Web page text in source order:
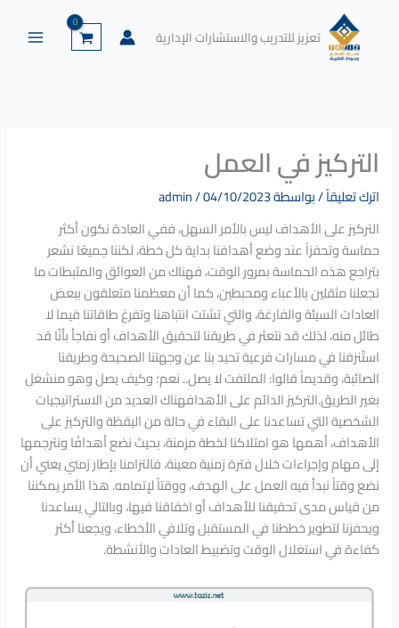
تعزيز للتدريب والاستشارات الإدارية
التركيز في العمل
اترك تعليقاً/ بواسطة admin/04/10/2023
التركيز على الأهداف ليس بالأمر السهل، ففي العادة نكون أكثر
حماسة وتحفزاً عند وضع أهدافنا بداية كل خطة، لكننا جميعًا نشعر
بتراجع هذه الحماسة بمرور الوقت، فهناك من العوائق والمثبطات ما
تجعلنا مثقلين بالأعباء ومحبطين، كما أن معظمنا متعلقون ببعض
العادات السيئة والفارغة، والتي تشتت انتباهنا وتفرغ طاقاتنا فيما لا
طائل منه، لذلك قد نتعثر في طريقنا لتحقيق الأهداف أو نفاجأ بأنّا قد
استُنزفنا في مسارات فرعية تحيد بنا عن وجهتنا الصحيحة وطريقنا
الصائبة، وقديماً قالوا: الملتفت لا يصل.. نعم؛ وكيف يصل وهو منشغل
بغير الطريق.التركيز الدائم على الأهدافهناك العديد من الاستراتيجيات
الشخصية التي تساعدنا على البقاء في حالة من اليقظة والتركيز على
الأهداف، أهمها هو امتلاكنا لخطة مزمنة، بحيث نضع أهدافًا ونترجمها
إلى مهام وإجراءات خلال فترة زمنية معينة، فالتزامنا بإطار زمني يعني أن
نضع وقتاً نبدأ فيه العمل على الهدف، ووقتاً لإتمامه. هذا الأمر يمكننا
من قياس مدى تحقيقنا للأهداف أو اخفاقنا فيها، وبالتالي يساعدنا
ويحفزنا لتطوير خططنا في المستقبل وتلافي الأخطاء، ويجعنا أكثر
كفاءة في استغلال الوقت وتضبيط العادات والأنشطة.